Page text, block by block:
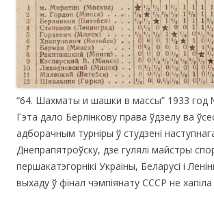
“64. Шахматы и шашки в массы” 1933 год
Гэта дало Берлінкову права ўдзелу ва
адборачным турніры ў студзені
Днепрапятроўску, дзе гулялі майстры
першакатэгорнікі Украіны, Беларусі і
выхаду ў фінал чэмпіянату СССР не